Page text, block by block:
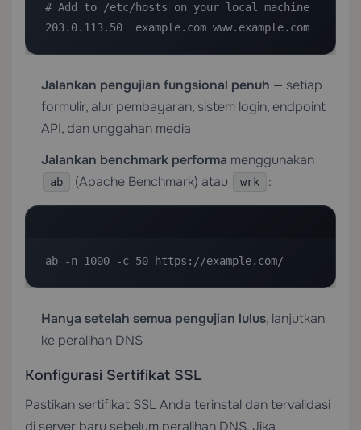
# Add to /etc/hosts on your local machine
203.0.113.50  example.com www.example.com
Jalankan pengujian fungsional penuh — setiap
formulir, alur pembayaran, sistem login, endpoint
API, dan unggahan media
Jalankan benchmark performa menggunakan
ab (Apache Benchmark) atau wrk :
ab -n 1000 -c 50 https://example.com/
Hanya setelah semua pengujian lulus, lanjutkan
ke peralihan DNS
Konfigurasi Sertifikat SSL
Pastikan sertifikat SSL Anda terinstal dan tervalidasi
di server baru sebelum peralihan DNS. Jika